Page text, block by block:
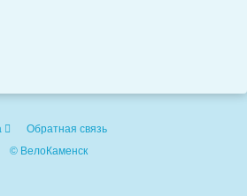
Обратная связь
© ВелоКаменск